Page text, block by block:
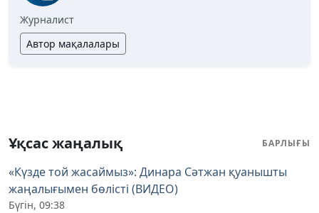
Журналист
Автор мақалалары
Ұқсас жаңалық БАРЛЫҒЫ
«Күзде той жасаймыз»: Динара Сәтжан қуанышты
жаңалығымен бөлісті (ВИДЕО)
Бүгін, 09:38